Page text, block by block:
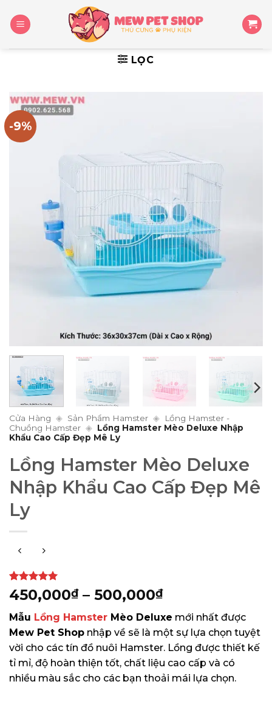
content
LỌC
-9%
Cửa Hàng ◈ Sản Phẩm Hamster ◈
Lồng Hamster -
Chuồng Hamster ◈ Lồng Hamster Mèo Deluxe Nhập
Khẩu Cao Cấp Đẹp Mê Ly
Lồng Hamster Mèo Deluxe
Nhập Khẩu Cao Cấp Đẹp Mê
Ly
5trên 5
dựa trên
1
đánh giá
450,000₫ – 500,000₫Khoảng
giá:
từ
450,000₫
đến
500,000₫
Mẫu Lồng Hamster Mèo Deluxe mới nhất được
Mew Pet Shop nhập về sẽ là một sự lựa chọn tuyệt
vời cho các tín đồ nuôi Hamster. Lồng được thiết kế
tỉ mỉ, độ hoàn thiện tốt, chất liệu cao cấp và có
nhiều màu sắc cho các bạn thoải mái lựa chọn.